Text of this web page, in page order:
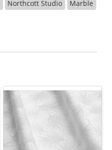
Northcott Studio
Marble